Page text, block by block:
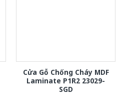
Cửa Gỗ Chống Cháy MDF
Laminate P1R2 23029-
SGD